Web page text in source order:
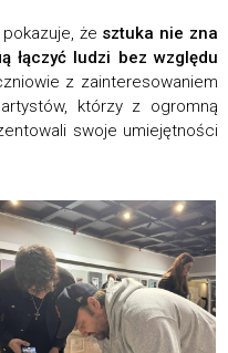
że sztuka nie zna
łączyć ludzi bez względu
z zainteresowaniem
którzy z ogromną
swoje umiejętności